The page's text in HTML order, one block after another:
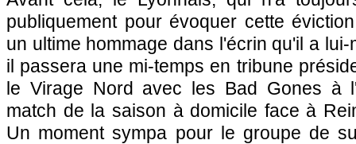
publiquement pour évoquer cette
un ultime hommage dans l'écrin qu'il a
il passera une mi-temps en tribune
le Virage Nord avec les Bad Gones à
match de la saison à domicile face à
Un moment sympa pour le groupe de